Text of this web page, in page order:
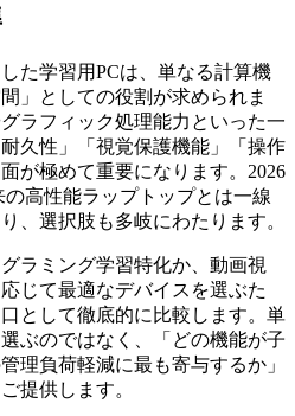
た学習用PCは、単なる計算機
」としての役割が求められま
ラフィック処理能力といった一
久性」「視覚保護機能」「操作
が極めて重要になります。2026
高性能ラップトップとは一線
、選択肢も多岐にわたります。
ラミング学習特化か、動画視
じて最適なデバイスを選ぶた
として徹底的に比較します。単
ぶのではなく、「どの機能が子
理負荷軽減に最も寄与するか」
提供します。